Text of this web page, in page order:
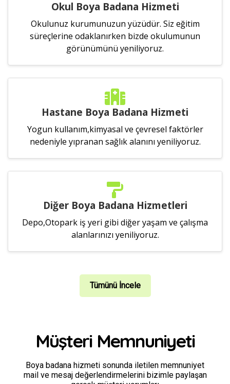
Okul Boya Badana Hizmeti
Okulunuz kurumunuzun yüzüdür. Siz eğitim
süreçlerine odaklanırken bizde okulumunun
görünümünü yeniliyoruz.
Hastane Boya Badana Hizmeti
Yogun kullanım,kimyasal ve çevresel faktörler
nedeniyle yıpranan sağlık alanını yeniliyoruz.
Diğer Boya Badana Hizmetleri
Depo,Otopark iş yeri gibi diğer yaşam ve çalışma
alanlarınızı yeniliyoruz.
Tümünü İncele
Müşteri Memnuniyeti
Boya badana hizmeti sonunda iletilen memnuniyet
mail ve mesaj değerlendirmelerini bizimle paylaşan